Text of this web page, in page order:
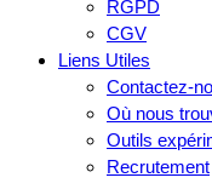
RGPD
CGV
Liens Utiles
Contactez-
Où nous
Outils
Recrutement